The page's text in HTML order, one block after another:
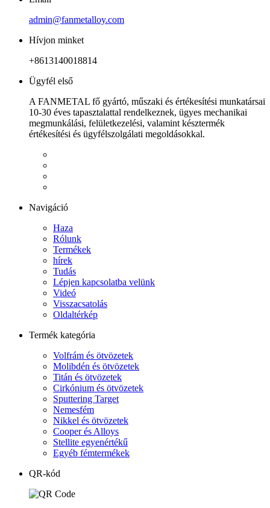
admin@fanmetalloy.com
Hívjon minket
+8613140018814
Ügyfél első
A FANMETAL fő gyártó, műszaki és értékesítési munkatársai
10-30 éves tapasztalattal rendelkeznek, ügyes mechanikai
megmunkálási, felületkezelési, valamint késztermék
értékesítési és ügyfélszolgálati megoldásokkal.
Navigáció
Haza
Rólunk
Termékek
hírek
Tudás
Lépjen kapcsolatba velünk
Videó
Visszacsatolás
Oldaltérkép
Termék kategória
Volfrám és ötvözetek
Molibdén és ötvözetek
Titán és ötvözetek
Cirkónium és ötvözetek
Sputtering Target
Nemesfém
Nikkel és ötvözetek
Cooper és Alloys
Stellite egyenértékű
Egyéb fémtermékek
QR-kód